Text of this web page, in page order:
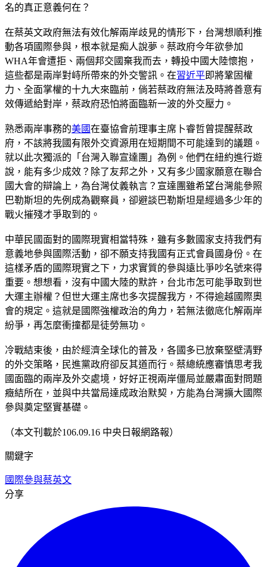
名的真正意義何在？
在蔡英文政府無法有效化解兩岸歧見的情形下，台灣想順利推
動各項國際參與，根本就是痴人說夢。蔡政府今年欲參加
WHA年會遭拒、兩個邦交國棄我而去，轉投中國大陸懷抱，
這些都是兩岸對峙所帶來的外交警訊。在習近平即將鞏固權
力、全面掌權的十九大來臨前，倘若蔡政府無法及時將善意有
效傳遞給對岸，蔡政府恐怕將面臨新一波的外交壓力。
熟悉兩岸事務的美國在臺協會前理事主席卜睿哲曾提醒蔡政
府，不該將我國有限外交資源用在短期間不可能達到的議題。
就以此次獨派的「台灣入聯宣達團」為例。他們在紐約進行遊
說，能有多少成效？除了友邦之外，又有多少國家願意在聯合
國大會的辯論上，為台灣仗義執言？宣達團雖希望台灣能參照
巴勒斯坦的先例成為觀察員，卻避談巴勒斯坦是經過多少年的
戰火摧殘才爭取到的。
中華民國面對的國際現實相當特殊，雖有多數國家支持我們有
意義地參與國際活動，卻不願支持我國有正式會員國身份。在
這樣矛盾的國際現實之下，力求實質的參與遠比爭吵名號來得
重要。想想看，沒有中國大陸的默許，台北市怎可能爭取到世
大運主辦權？但世大運主席也多次提醒我方，不得逾越國際奧
會的規定。這就是國際強權政治的角力，若無法徹底化解兩岸
紛爭，再怎麼衝撞都是徒勞無功。
冷戰結束後，由於經濟全球化的普及，各國多已放棄堅壁清野
的外交策略，民進黨政府卻反其道而行。蔡總統應審慎思考我
國面臨的兩岸及外交處境，好好正視兩岸僵局並嚴肅面對問題
癥結所在，並與中共當局達成政治默契，方能為台灣擴大國際
參與奠定堅實基礎。
（本文刊載於106.09.16 中央日報網路報）
關鍵字
國際參與蔡英文
分享